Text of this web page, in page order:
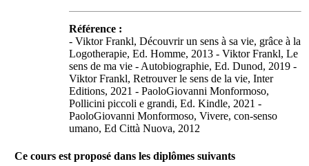
Référence :
- Viktor Frankl, Découvrir un sens à sa vie, grâce à la
Logotherapie, Ed. Homme, 2013 - Viktor Frankl, Le
sens de ma vie - Autobiographie, Ed. Dunod, 2019 -
Viktor Frankl, Retrouver le sens de la vie, Inter
Editions, 2021 - PaoloGiovanni Monformoso,
Pollicini piccoli e grandi, Ed. Kindle, 2021 -
PaoloGiovanni Monformoso, Vivere, con-senso
umano, Ed Città Nuova, 2012
Ce cours est proposé dans les diplômes suivants